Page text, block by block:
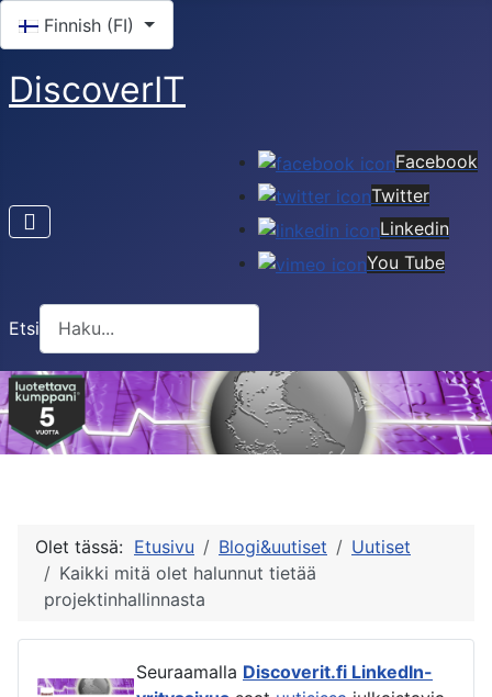
Finnish (FI)
DiscoverIT
Facebook
Twitter
Linkedin
You Tube
Etsi
Olet tässä: Etusivu Blogi&uutiset
Uutiset
Kaikki mitä olet halunnut tietää
projektinhallinnasta
Seuraamalla Discoverit.fi LinkedIn-